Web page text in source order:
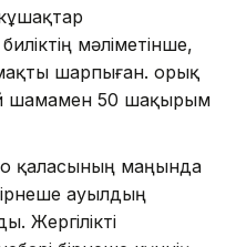
мәліметінше,
шарпыған. Қорық
шамамен 50 шақырым
қаласының маңында
ауылдың
Жергілікті